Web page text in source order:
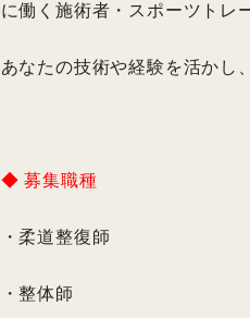
に働く施術者・スポーツトレ
あなたの技術や経験を活かし
◆ 募集職種
・柔道整復師
・整体師